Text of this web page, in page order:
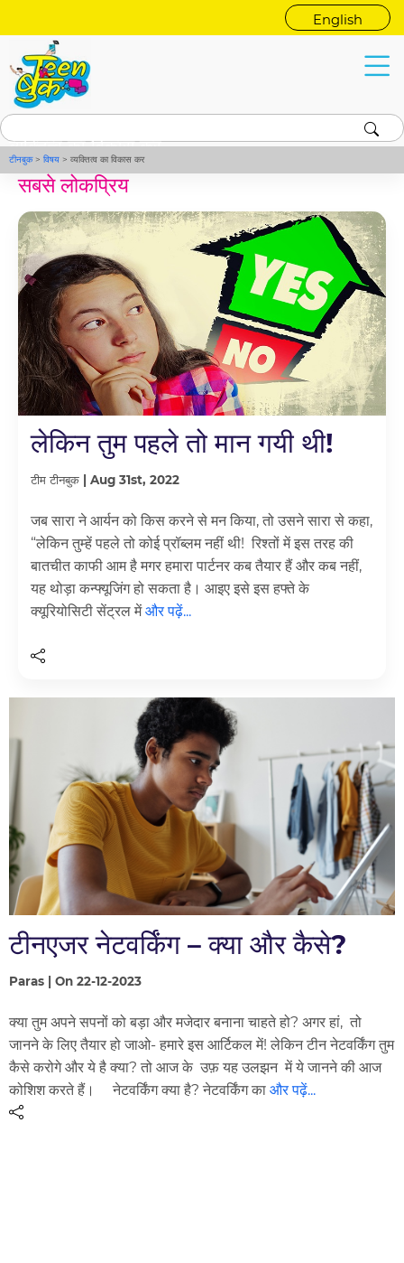
English
व्यक्तित्व का विकास कर
टीनबुक>विषय >व्यक्तित्व का विकास कर
सबसे लोकप्रिय
लेकिन तुम पहले तो मान गयी थी!
टीम टीनबुक | Aug 31st, 2022
जब सारा ने आर्यन को किस करने से मन किया, तो उसने सारा से कहा,
“लेकिन तुम्हें पहले तो कोई प्रॉब्लम नहीं थी! रिश्तों में इस तरह की
बातचीत काफी आम है मगर हमारा पार्टनर कब तैयार हैं और कब नहीं,
यह थोड़ा कन्फ्यूजिंग हो सकता है। आइए इसे इस हफ्ते के
क्यूरियोसिटी सेंट्रल मेंऔर पढ़ें...
टीनएजर नेटवर्किंग – क्या और कैसे?
Paras | On 22-12-2023
क्या तुम अपने सपनों को बड़ा और मजेदार बनाना चाहते हो? अगर हां, तो
जानने के लिए तैयार हो जाओ- हमारे इस आर्टिकल में! लेकिन टीन नेटवर्किंग तुम
कैसे करोगे और ये है क्या? तो आज के उफ़ यह उलझन में ये जानने की आज
कोशिश करते हैं। नेटवर्किंग क्या है? नेटवर्किंग काऔर पढ़ें...